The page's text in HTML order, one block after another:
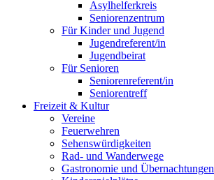
Asylhelferkreis
Seniorenzentrum
Für Kinder und Jugend
Jugendreferent/in
Jugendbeirat
Für Senioren
Seniorenreferent/in
Seniorentreff
Freizeit & Kultur
Vereine
Feuerwehren
Sehenswürdigkeiten
Rad- und Wanderwege
Gastronomie und Übernachtungen